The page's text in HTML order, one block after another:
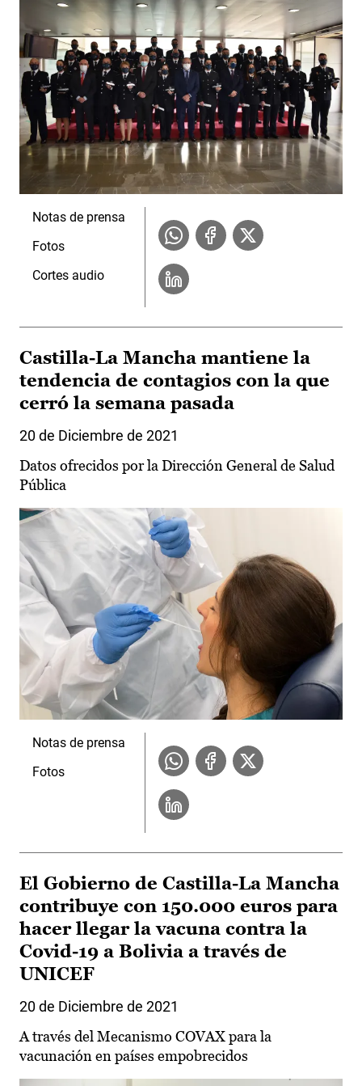
Notas de prensa
Fotos
Cortes audio
Castilla-La Mancha mantiene la
tendencia de contagios con la que
cerró la semana pasada
20 de Diciembre de 2021
Datos ofrecidos por la Dirección General de Salud
Pública
Notas de prensa
Fotos
El Gobierno de Castilla-La Mancha
contribuye con 150.000 euros para
hacer llegar la vacuna contra la
Covid-19 a Bolivia a través de
UNICEF
20 de Diciembre de 2021
A través del Mecanismo COVAX para la
vacunación en países empobrecidos